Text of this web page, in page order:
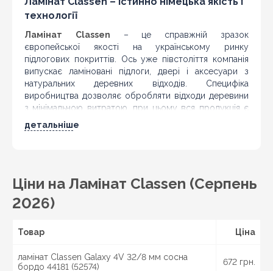
технології
Ламінат Classen – це справжній зразок
європейської якості на українському ринку
підлогових покриттів. Ось уже півстоліття компанія
випускає ламіновані підлоги, двері і аксесуари з
натуральних деревних відходів. Специфіка
виробництва дозволяє обробляти відходи деревини
з мінімальною витратою, при цьому вся продукція є
абсолютно безпечною і екологічно чистою.
Ламіновані панелі мають міцну структуру і
декоративний шпон з благородних порід дерева;
четвертий захисний шар являє собою захисну плівку
з меламінових смол.
Classen, дозволяє укласти ламінат без зайвих зусиль.
Ламінат Классен відмінно підходить для укладання на
детальніше
Ціни на Ламінат Classen (Серпень
2026)
Товар Ціна
ламінат Classen Galaxy 4V 32/8 мм сосна
бордо 44181 (52574)
672 грн.